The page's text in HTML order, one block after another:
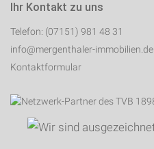
Ihr Kontakt zu uns
Telefon: (07151) 981 48 31
info@mergenthaler-immobilien.de
Kontaktformular